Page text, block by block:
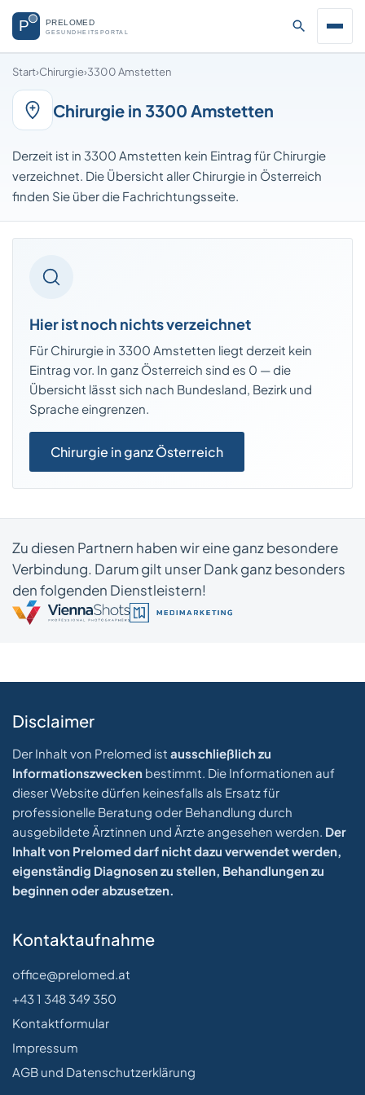
Start›Chirurgie›3300 Amstetten
Chirurgie in 3300 Amstetten
Derzeit ist in 3300 Amstetten kein Eintrag für Chirurgie
verzeichnet. Die Übersicht aller Chirurgie in Österreich
finden Sie über die Fachrichtungsseite.
Hier ist noch nichts verzeichnet
Für Chirurgie in 3300 Amstetten liegt derzeit kein
Eintrag vor. In ganz Österreich sind es 0 — die
Übersicht lässt sich nach Bundesland, Bezirk und
Sprache eingrenzen.
Chirurgie in ganz Österreich
Zu diesen Partnern haben wir eine ganz besondere
Verbindung. Darum gilt unser Dank ganz besonders
den folgenden Dienstleistern!
Disclaimer
Der Inhalt von Prelomed ist ausschließlich zu
Informationszwecken bestimmt. Die Informationen auf
dieser Website dürfen keinesfalls als Ersatz für
professionelle Beratung oder Behandlung durch
ausgebildete Ärztinnen und Ärzte angesehen werden. Der
Inhalt von Prelomed darf nicht dazu verwendet werden,
eigenständig Diagnosen zu stellen, Behandlungen zu
beginnen oder abzusetzen.
Kontaktaufnahme
office@prelomed.at
+43 1 348 349 350
Kontaktformular
Impressum
AGB und Datenschutzerklärung